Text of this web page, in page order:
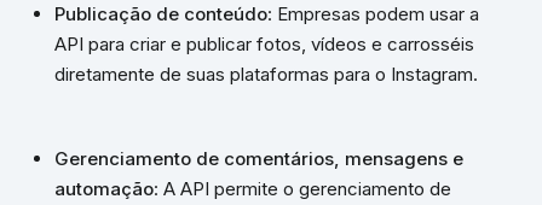
Publicação de conteúdo: Empresas podem usar a
API para criar e publicar fotos, vídeos e carrosséis
diretamente de suas plataformas para o Instagram.
Gerenciamento de comentários, mensagens e
automação: A API permite o gerenciamento de